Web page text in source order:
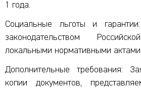
1 года.
Социальные льготы и
законодательством
локальными нормативными
Дополнительные требования:
копии документов,